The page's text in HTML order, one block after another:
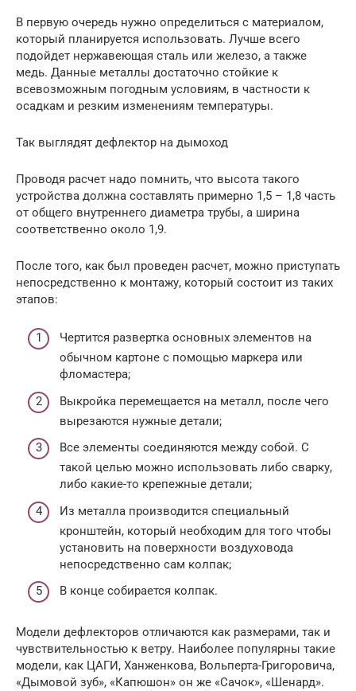
В первую очередь нужно определиться с материалом,
который планируется использовать. Лучше всего
подойдет нержавеющая сталь или железо, а также
медь. Данные металлы достаточно стойкие к
всевозможным погодным условиям, в частности к
осадкам и резким изменениям температуры.
Так выглядят дефлектор на дымоход
Проводя расчет надо помнить, что высота такого
устройства должна составлять примерно 1,5 – 1,8 часть
от общего внутреннего диаметра трубы, а ширина
соответственно около 1,9.
После того, как был проведен расчет, можно приступать
непосредственно к монтажу, который состоит из таких
этапов:
Чертится развертка основных элементов на
обычном картоне с помощью маркера или
фломастера;
Выкройка перемещается на металл, после чего
вырезаются нужные детали;
Все элементы соединяются между собой. С
такой целью можно использовать либо сварку,
либо какие-то крепежные детали;
Из металла производится специальный
кронштейн, который необходим для того чтобы
установить на поверхности воздуховода
непосредственно сам колпак;
В конце собирается колпак.
Модели дефлекторов отличаются как размерами, так и
чувствительностью к ветру. Наиболее популярны такие
модели, как ЦАГИ, Ханженкова, Вольперта-Григоровича,
«Дымовой зуб», «Капюшон» он же «Сачок», «Шенард».